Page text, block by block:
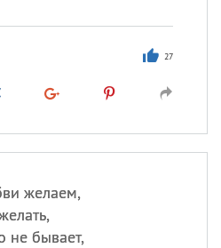
27
желаем,
не бывает,
Анна
Посмотреть значение
происхождение